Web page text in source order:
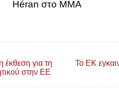
Héran στο ΜΜΑ
έκθεση για τη
στην ΕΕ
Το ΕΚ